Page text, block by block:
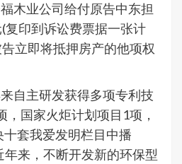
木业公司给付原告中东担
复印到诉讼费票据一张计
立即将抵押房产的他项权
自主研发获得多项专利技
国家火炬计划项目1项，
套我爱发明栏目中播
来，不断开发新的环保型